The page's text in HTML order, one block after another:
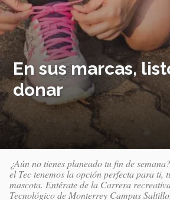
En sus marcas,
donar
¿Aún no tienes planeado tu fin de
el Tec tenemos la opción perfecta para ti,
mascota. Entérate de la Carrera
Tecnológico de Monterrey Campus Saltillo.